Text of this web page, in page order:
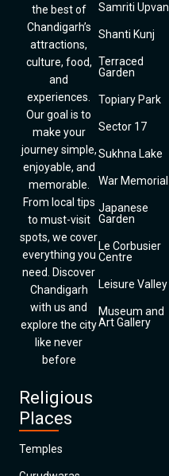
the best of
Chandigarh’s
attractions,
culture, food,
and
experiences.
Our goal is to
make your
journey simple,
enjoyable, and
memorable.
From local tips
to must-visit
spots, we cover
everything you
need. Discover
Chandigarh
with us and
explore the city
like never
before
Religious
Places
Temples
Samriti Upvan
Shanti Kunj
Terraced
Garden
Topiary Park
Sector 17
Sukhna Lake
War Memorial
Japanese
Garden
Le Corbusier
Centre
Leisure Valley
Museum and
Art Gallery